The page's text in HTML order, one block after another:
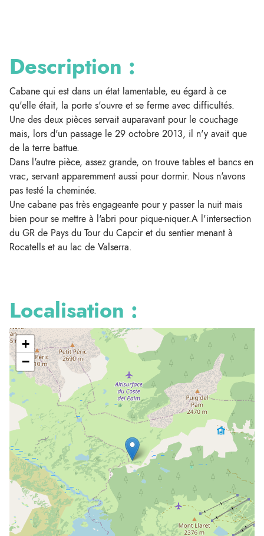
Description :
Cabane qui est dans un état lamentable, eu égard à ce
qu'elle était, la porte s'ouvre et se ferme avec difficultés.
Une des deux pièces servait auparavant pour le couchage
mais, lors d'un passage le 29 octobre 2013, il n'y avait que
de la terre battue.
Dans l'autre pièce, assez grande, on trouve tables et bancs en
vrac, servant apparemment aussi pour dormir. Nous n'avons
pas testé la cheminée.
Une cabane pas très engageante pour y passer la nuit mais
bien pour se mettre à l'abri pour pique-niquer.A l'intersection
du GR de Pays du Tour du Capcir et du sentier menant à
Rocatells et au lac de Valserra.
Localisation :
+
−